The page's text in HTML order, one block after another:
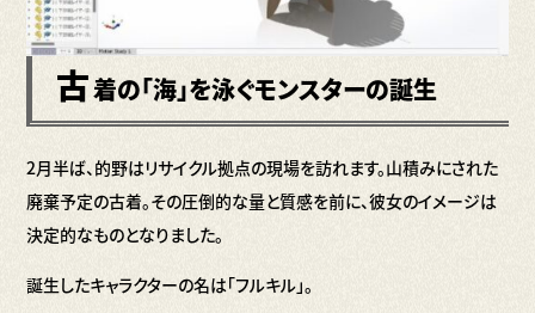
古着の「海」を泳ぐモンスターの誕生
2月半ば、的野はリサイクル拠点の現場を訪れます。山積みにされた
廃棄予定の古着。その圧倒的な量と質感を前に、彼女のイメージは
決定的なものとなりました。
誕生したキャラクターの名は「フルキル」。